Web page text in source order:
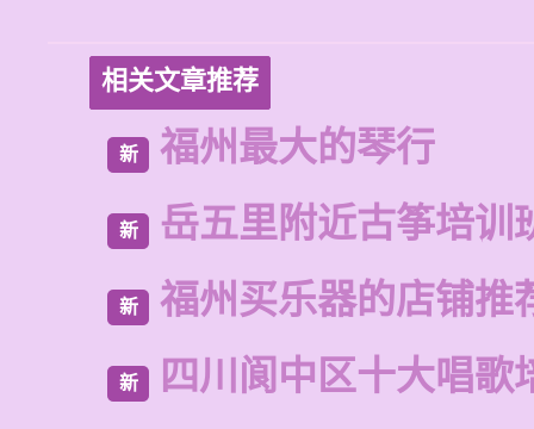
相关文章推荐
新 福州最大的琴行
新 岳五里附近古筝培训
新 福州买乐器的店铺推
新 四川阆中区十大唱歌